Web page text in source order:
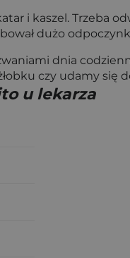
i kaszel. Trzeba
dużo
dnia
czy udamy się
u lekarza